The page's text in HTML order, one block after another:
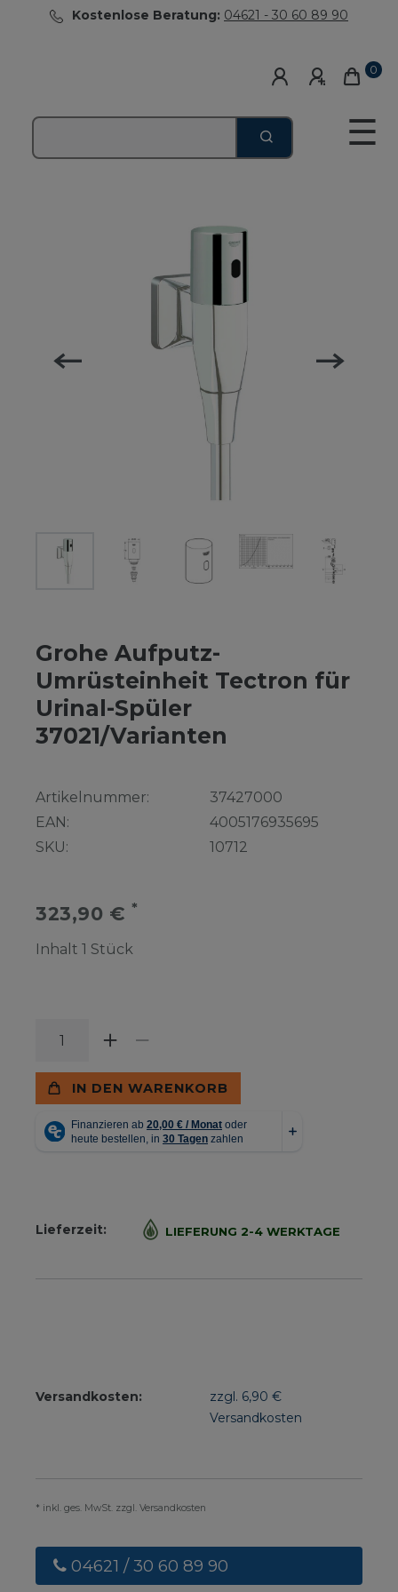
Kostenlose Beratung: 04621 - 30 60 89 90
0
☰
Grohe Aufputz-
Umrüsteinheit Tectron für
Urinal-Spüler
37021/Varianten
Artikelnummer:
EAN:
SKU:
37427000
4005176935695
10712
323,90 € *
Inhalt 1 Stück
IN DEN WARENKORB
Lieferzeit: LIEFERUNG 2-4 WERKTAGE
Versandkosten:
zzgl. 6,90 €
Versandkosten
* inkl. ges. MwSt. zzgl. Versandkosten
04621 / 30 60 89 90